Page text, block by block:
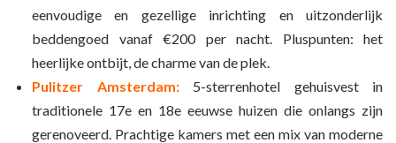
eenvoudige en gezellige inrichting en uitzonderlijk
beddengoed vanaf €200 per nacht. Pluspunten: het
heerlijke ontbijt, de charme van de plek.
Pulitzer Amsterdam:5-sterrenhotel gehuisvest in
traditionele 17e en 18e eeuwse huizen die onlangs zijn
gerenoveerd. Prachtige kamers met een mix van moderne